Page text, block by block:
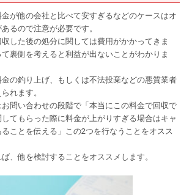
が他の会社と比べて安すぎるなどのケースはオ
るので注意が必要です。
した後の処分に関しては費用がかかってきま
裏側を考えると利益が出ないことがわかりま
の釣り上げ、もしくは不法投棄などの悪質業者
れます。
お問い合わせの段階で「本当にこの料金で回収で
てもらった際に料金が上がりすぎる場合はキャ
ことを伝える」この2つを行なうことをオスス
、他を検討することをオススメします。